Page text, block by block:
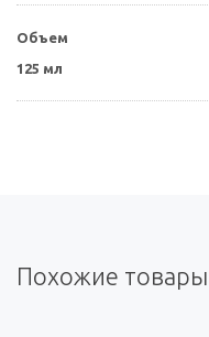
Объем
125 мл
Похожие товары